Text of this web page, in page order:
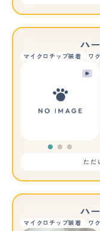
ハ
マイクロチップ装着 ワ
ただ
ハ
マイクロチップ装着 ワ